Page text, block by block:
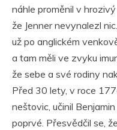
náhle proměnil v
že Jenner nevynalezl
už po anglickém
a tam měli ve zvyku
že sebe a své rodiny
Před 30 lety, v roce
neštovic, učinil
poprvé. Přesvědčil se,